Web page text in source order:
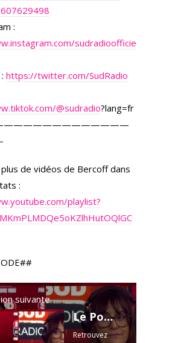
:
sudradioofficie
:https://twitter.com/SudRadio
@sudradio?lang=fr
de vidéos de Bercoff dans
:
playlist?
suivante
Le Pont Neuf en grotte monumentale : 10 à 12 millions d’euros qui se sont envolés ?
Retrouvez